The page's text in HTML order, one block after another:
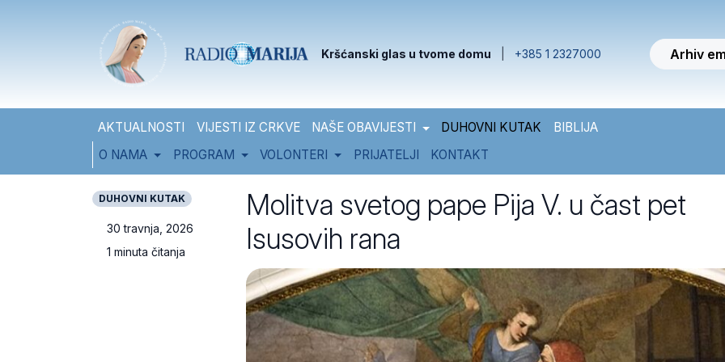
Kršćanski glas u tvome domu +385 1 2327000 Arhiv
AKTUALNOSTI VIJESTI IZ CRKVE NAŠE OBAVIJESTI DUHOVNI KUTAK
BIBLIJA
O NAMA
PROGRAM VOLONTERI PRIJATELJI KONTAKT
DUHOVNI KUTAK
30 travnja, 2026
1 minuta čitanja
Molitva svetog pape Pija V. u čast pet
Isusovih rana